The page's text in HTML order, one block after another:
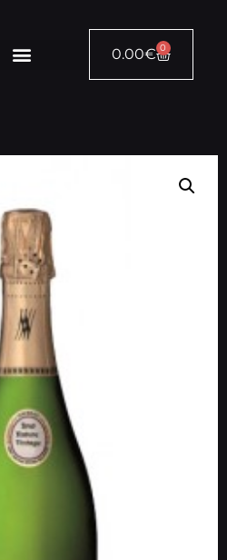
0.00€ 0